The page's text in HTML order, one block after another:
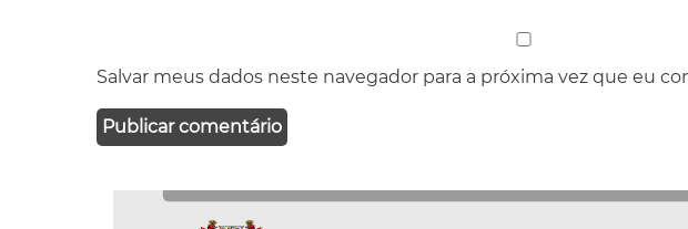
Salvar meus dados neste navegador para a próxima vez que eu